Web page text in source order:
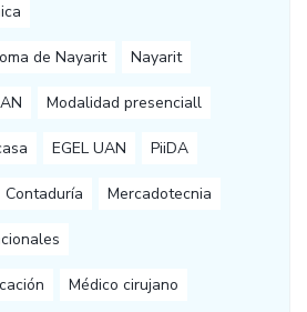
de Nayarit Nayarit
Modalidad presenciall
EGEL UAN PiiDA
Contaduría Mercadotecnia
Médico cirujano